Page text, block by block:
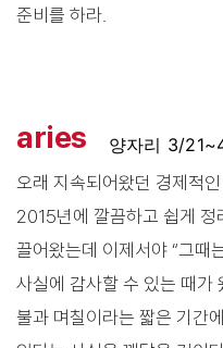
준비를 하라.
aries
양자리 3/
오래 지속되어왔던 경제적
2015년에 깔끔하고 쉽게 정
끌어왔는데 이제서야 “그때
사실에 감사할 수 있는 때가
불과 며칠이라는 짧은 기간